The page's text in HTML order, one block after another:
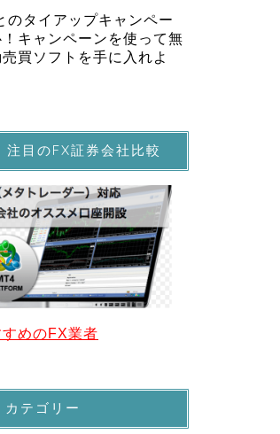
のタイアップキャンペー
キャンペーンを使って無
買ソフトを手に入れよ
注目のFX証券会社比較
めのFX業者
カテゴリー